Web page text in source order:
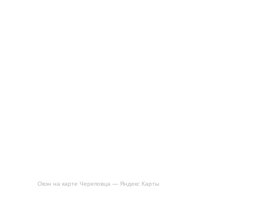
Овэн на карте Череповца — Яндекс Карты